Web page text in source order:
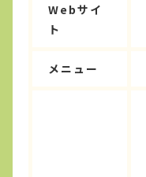
Webサイ
ト
メニュー